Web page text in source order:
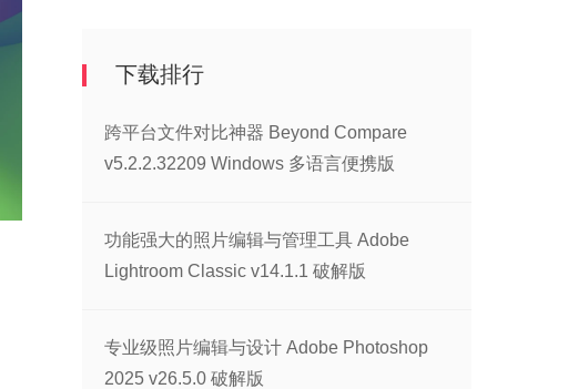
下载排行
跨平台文件对比神器 Beyond Compare
v5.2.2.32209 Windows 多语言便携版
功能强大的照片编辑与管理工具 Adobe
Lightroom Classic v14.1.1 破解版
专业级照片编辑与设计 Adobe Photoshop
2025 v26.5.0 破解版